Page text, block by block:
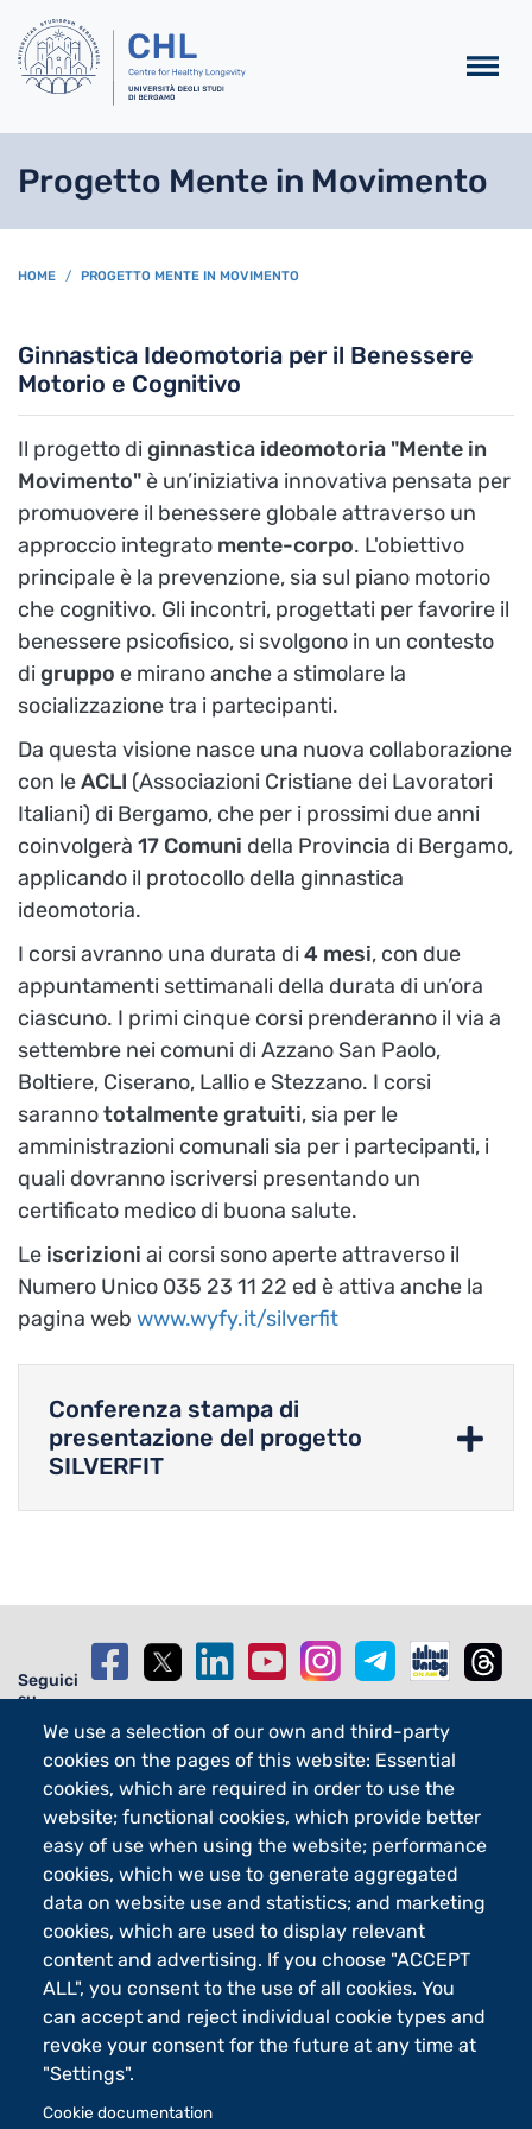
Progetto Mente in Movimento
BREADCRUMB
HOME PROGETTO MENTE IN MOVIMENTO
Ginnastica Ideomotoria per il Benessere
Motorio e Cognitivo
Il progetto di ginnastica ideomotoria "Mente in
Movimento" è un’iniziativa innovativa pensata per
promuovere il benessere globale attraverso un
approccio integrato mente-corpo. L'obiettivo
principale è la prevenzione, sia sul piano motorio
che cognitivo. Gli incontri, progettati per favorire il
benessere psicofisico, si svolgono in un contesto
di gruppo e mirano anche a stimolare la
socializzazione tra i partecipanti.
Da questa visione nasce una nuova collaborazione
con leACLI (Associazioni Cristiane dei Lavoratori
Italiani) di Bergamo, che per i prossimi due anni
coinvolgerà 17 Comuni della Provincia di Bergamo,
applicando il protocollo della ginnastica
ideomotoria.
I corsi avranno una durata di 4 mesi, con due
appuntamenti settimanali della durata di un’ora
ciascuno. I primi cinque corsi prenderanno il via a
settembre nei comuni di Azzano San Paolo,
Boltiere, Ciserano, Lallio e Stezzano. I corsi
sarannototalmente gratuiti, sia per le
amministrazioni comunali sia per i partecipanti, i
quali dovranno iscriversi presentando un
certificato medico di buona salute.
Le iscrizioni ai corsi sono aperte attraverso il
Numero Unico 035 23 11 22 ed è attiva anche la
pagina web www.wyfy.it/silverfit
Conferenza stampa di
presentazione del progetto
SILVERFIT
We use a selection of our own and third-party
cookies on the pages of this website: Essential
cookies, which are required in order to use the
website; functional cookies, which provide better
easy of use when using the website; performance
cookies, which we use to generate aggregated
data on website use and statistics; and marketing
cookies, which are used to display relevant
content and advertising. If you choose "ACCEPT
ALL", you consent to the use of all cookies. You
can accept and reject individual cookie types and
revoke your consent for the future at any time at
"Settings".
Cookie documentation
Seguici
su
Footer - 2
Orari
eLearning
Footer - 3
Merchandising
Sostieni UniBg - 5x1000
Università degli studi di Bergamo
via Salvecchio 19